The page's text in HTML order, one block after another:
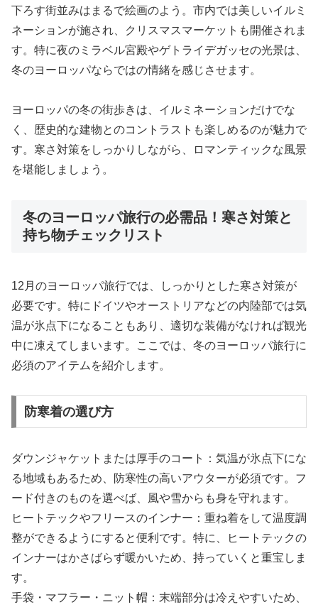
下ろす街並みはまるで絵画のよう。市内では美しいイルミ
ネーションが施され、クリスマスマーケットも開催されま
す。特に夜のミラベル宮殿やゲトライデガッセの光景は、
冬のヨーロッパならではの情緒を感じさせます。
ヨーロッパの冬の街歩きは、イルミネーションだけでな
く、歴史的な建物とのコントラストも楽しめるのが魅力で
す。寒さ対策をしっかりしながら、ロマンティックな風景
を堪能しましょう。
冬のヨーロッパ旅行の必需品！寒さ対策と
持ち物チェックリスト
12月のヨーロッパ旅行では、しっかりとした寒さ対策が
必要です。特にドイツやオーストリアなどの内陸部では気
温が氷点下になることもあり、適切な装備がなければ観光
中に凍えてしまいます。ここでは、冬のヨーロッパ旅行に
必須のアイテムを紹介します。
防寒着の選び方
ダウンジャケットまたは厚手のコート：気温が氷点下にな
る地域もあるため、防寒性の高いアウターが必須です。フ
ード付きのものを選べば、風や雪からも身を守れます。
ヒートテックやフリースのインナー：重ね着をして温度調
整ができるようにすると便利です。特に、ヒートテックの
インナーはかさばらず暖かいため、持っていくと重宝しま
す。
手袋・マフラー・ニット帽：末端部分は冷えやすいため、